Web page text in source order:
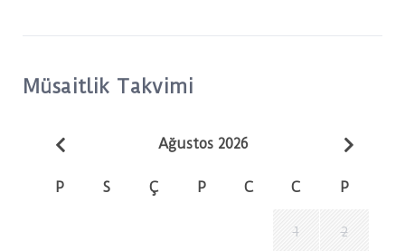
Müsaitlik Takvimi
Ağustos 2026
P S Ç P C C P
1 2